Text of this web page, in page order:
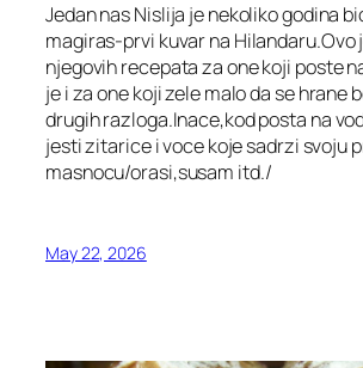
Jedan nas Nislija je nekoliko godina
magiras-prvi kuvar na Hilandaru.Ovo
njegovih recepata za one koji poste
je i za one koji zele malo da se hrane
drugih razloga.Inace,kod posta na
jesti zitarice i voce koje sadrzi svoju
masnocu/orasi,susam itd./
May 22, 2026